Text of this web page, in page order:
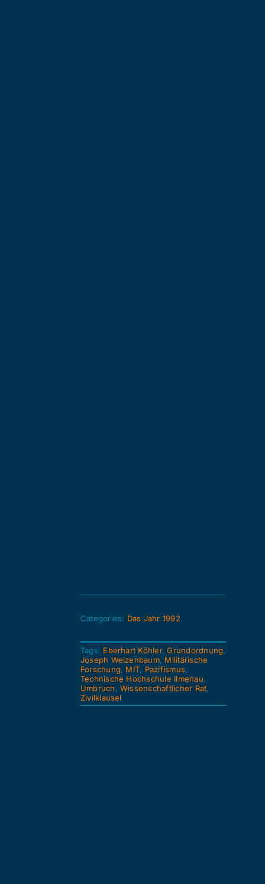
Categories: Das Jahr 1992
Tags: Eberhart Köhler,Grundordnung,
Joseph Weizenbaum, Militärische
Forschung, MIT, Pazifismus,
Technische Hochschule Ilmenau,
Umbruch, Wissenschaftlicher Rat,
Zivilklausel